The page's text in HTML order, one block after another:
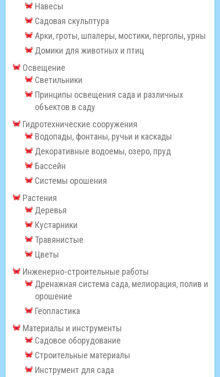
Навесы
Садовая скульптура
Арки, гроты, шпалеры, мостики, перголы, урны
Домики для животных и птиц
Освещение
Светильники
Принципы освещения сада и различных
объектов в саду
Гидротехнические сооружения
Водопады, фонтаны, ручьи и каскады
Декоративные водоемы, озеро, пруд
Бассейн
Системы орошения
Растения
Деревья
Кустарники
Травянистые
Цветы
Инженерно-строительные работы
Дренажная система сада, мелиорация, полив и
орошение
Геопластика
Материалы и инструменты
Садовое оборудование
Строительные материалы
Инструмент для сада